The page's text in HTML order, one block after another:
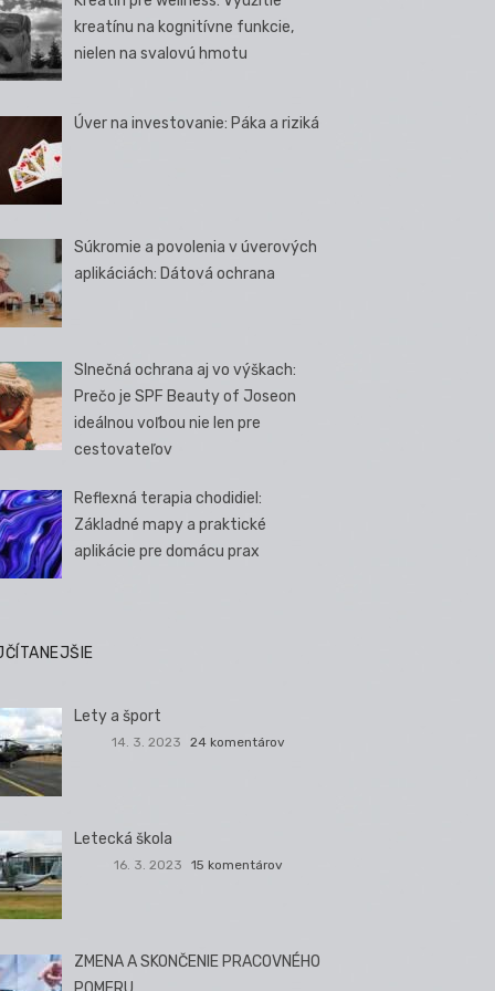
kreatínu na kognitívne funkcie,
nielen na svalovú hmotu
Úver na investovanie: Páka a riziká
Súkromie a povolenia v úverových
aplikáciách: Dátová ochrana
Slnečná ochrana aj vo výškach:
Prečo je SPF Beauty of Joseon
ideálnou voľbou nie len pre
cestovateľov
Reflexná terapia chodidiel:
Základné mapy a praktické
aplikácie pre domácu prax
Lety a šport
14. 3. 2023 24 komentárov
Letecká škola
16. 3. 2023 15 komentárov
ZMENA A SKONČENIE PRACOVNÉHO